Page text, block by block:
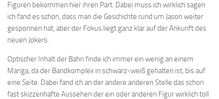
Figuren bekommen hier ihren Part. Dabei muss ich wirklich sagen
ich fand es schön, dass man die Geschichte rund um Jason weiter
gesponnen hat, aber der Fokus liegt ganz klar auf der Ankunft des
neuen Jokers .
Optischer Inhalt der Bahn finde ich immer ein wenig an einem
Manga, da der Bandkomplex in schwarz-weiß gehalten ist, bis auf
eine Seite. Dabei fand ich an der andere anderen Stelle das schon
fast skizzenhafte Aussehen der ein oder anderen Figur wirklich toll